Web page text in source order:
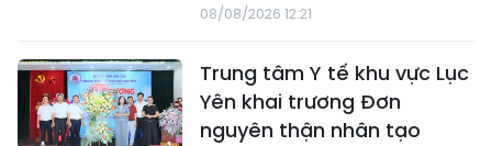
08/08/2026 12:21
Trung tâm Y tế khu vực Lục
Yên khai trương Đơn
nguyên thận nhân tạo